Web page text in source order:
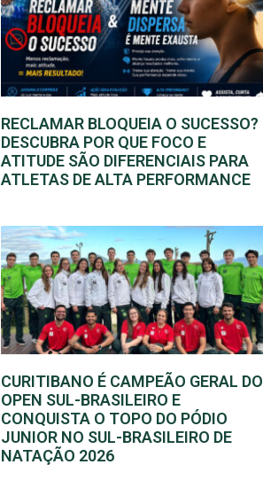
RECLAMAR BLOQUEIA O SUCESSO?
DESCUBRA POR QUE FOCO E
ATITUDE SÃO DIFERENCIAIS PARA
ATLETAS DE ALTA PERFORMANCE
CURITIBANO É CAMPEÃO GERAL DO
OPEN SUL-BRASILEIRO E
CONQUISTA O TOPO DO PÓDIO
JUNIOR NO SUL-BRASILEIRO DE
NATAÇÃO 2026